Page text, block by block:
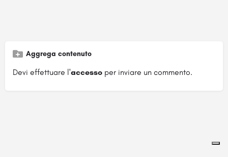
Aggrega contenuto
Devi effettuare l'accesso per inviare un commento.